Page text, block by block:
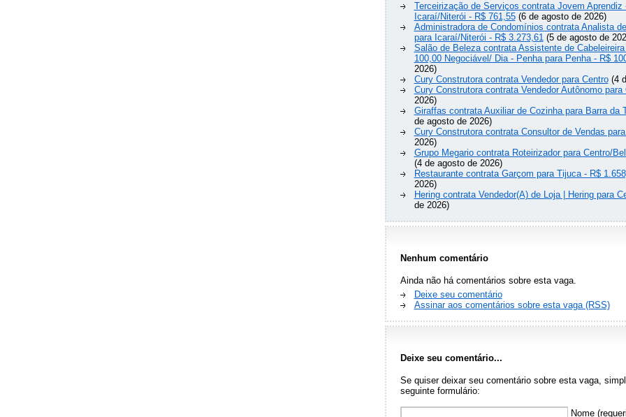
Terceirização de Serviços contrata Jovem Aprendiz
Icaraí/Niterói - R$ 761,55(6 de agosto de 2026)
Administradora de Condomínios contrata Analista
para Icaraí/Niterói - R$ 3.273,61(5 de agosto de
Salão de Beleza contrata Assistente de
100,00 Negociável/ Dia - Penha para Penha - R$
2026)
Cury Construtora contrata Vendedor para Centro(4
Cury Construtora contrata Vendedor Autônomo para
2026)
Giraffas contrata Auxiliar de Cozinha para Barra da
de agosto de 2026)
Cury Construtora contrata Consultor de Vendas
2026)
Grupo Megario contrata Roteirizador para Centro/
(4 de agosto de 2026)
Restaurante contrata Garçom para Tijuca - R$
2026)
Hering contrata Vendedor(A) de Loja | Hering para
de 2026)
Nenhum comentário
Ainda não há comentários sobre esta vaga.
Deixe seu comentário
Assinar aos comentários sobre esta vaga (RSS)
Deixe seu comentário...
Se quiser deixar seu comentário sobre esta vaga,
seguinte formulário:
Nome